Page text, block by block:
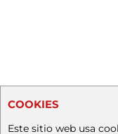
COOKIES
Este sitio web usa